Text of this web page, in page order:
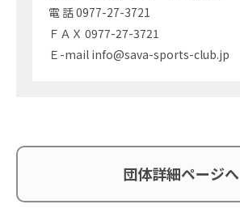
電 話 0977-27-3721
ＦＡＸ 0977-27-3721
Ｅ-mail info@sava-sports-club.jp
団体詳細ページへ